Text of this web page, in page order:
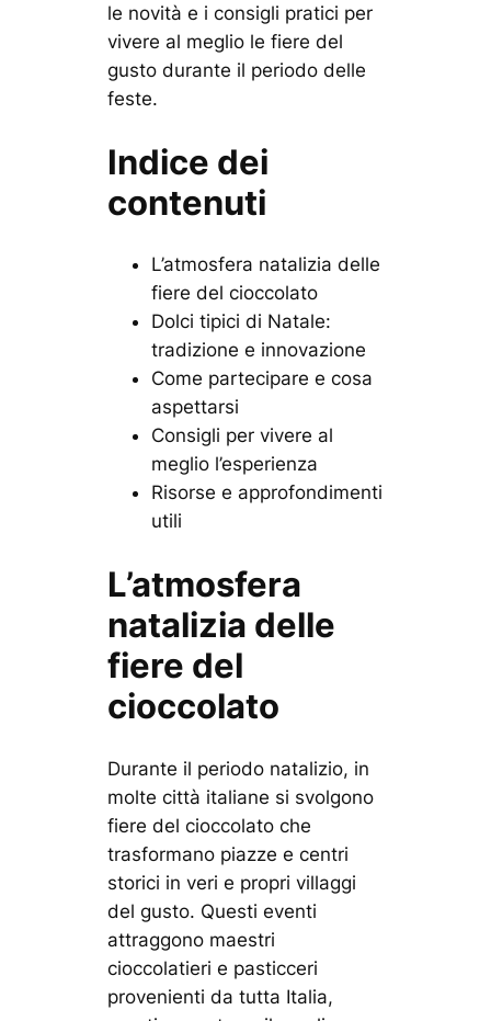
le novità e i consigli pratici per
vivere al meglio le fiere del
gusto durante il periodo delle
feste.
Indice dei
contenuti
L’atmosfera natalizia delle
fiere del cioccolato
Dolci tipici di Natale:
tradizione e innovazione
Come partecipare e cosa
aspettarsi
Consigli per vivere al
meglio l’esperienza
Risorse e approfondimenti
utili
L’atmosfera
natalizia delle
fiere del
cioccolato
Durante il periodo natalizio, in
molte città italiane si svolgono
fiere del cioccolato che
trasformano piazze e centri
storici in veri e propri villaggi
del gusto. Questi eventi
attraggono maestri
cioccolatieri e pasticceri
provenienti da tutta Italia,